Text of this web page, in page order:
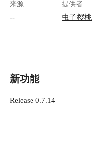
来源
--
提供者
虫子樱桃
新功能
Release 0.7.14